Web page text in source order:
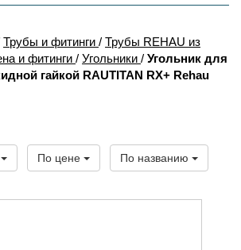
Трубы и фитинги / Трубы REHAU из
и фитинги / Угольники / Угольник для
гайкой RAUTITAN RX+ Rehau
По цене По названию